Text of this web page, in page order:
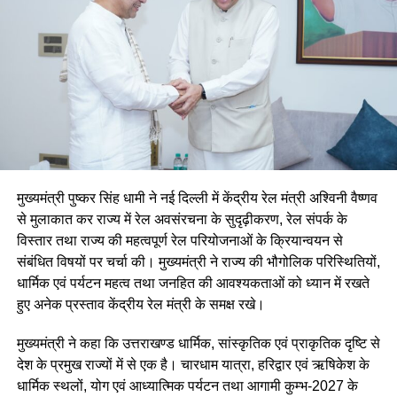
मुख्यमंत्री पुष्कर सिंह धामी ने नई दिल्ली में केंद्रीय रेल मंत्री अश्विनी वैष्णव
से मुलाकात कर राज्य में रेल अवसंरचना के सुदृढ़ीकरण, रेल संपर्क के
विस्तार तथा राज्य की महत्वपूर्ण रेल परियोजनाओं के क्रियान्वयन से
संबंधित विषयों पर चर्चा की। मुख्यमंत्री ने राज्य की भौगोलिक परिस्थितियों,
धार्मिक एवं पर्यटन महत्व तथा जनहित की आवश्यकताओं को ध्यान में रखते
हुए अनेक प्रस्ताव केंद्रीय रेल मंत्री के समक्ष रखे।
मुख्यमंत्री ने कहा कि उत्तराखण्ड धार्मिक, सांस्कृतिक एवं प्राकृतिक दृष्टि से
देश के प्रमुख राज्यों में से एक है। चारधाम यात्रा, हरिद्वार एवं ऋषिकेश के
धार्मिक स्थलों, योग एवं आध्यात्मिक पर्यटन तथा आगामी कुम्भ-2027 के